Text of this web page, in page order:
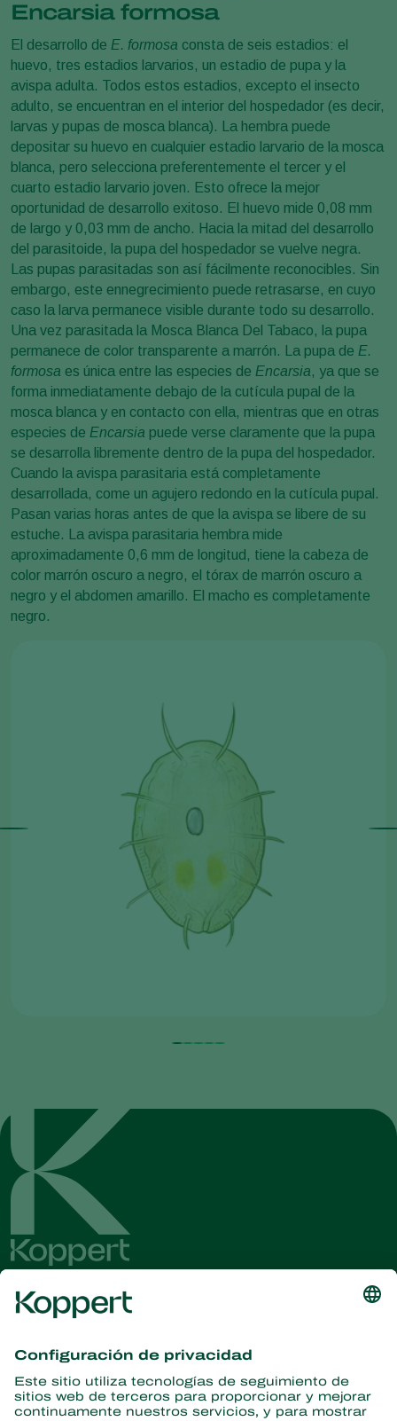
Encarsia formosa
El desarrollo de E. formosa consta de seis estadios: el
huevo, tres estadios larvarios, un estadio de pupa y la
avispa adulta. Todos estos estadios, excepto el insecto
adulto, se encuentran en el interior del hospedador (es decir,
larvas y pupas de mosca blanca). La hembra puede
depositar su huevo en cualquier estadio larvario de la mosca
blanca, pero selecciona preferentemente el tercer y el
cuarto estadio larvario joven. Esto ofrece la mejor
oportunidad de desarrollo exitoso. El huevo mide 0,08 mm
de largo y 0,03 mm de ancho. Hacia la mitad del desarrollo
del parasitoide, la pupa del hospedador se vuelve negra.
Las pupas parasitadas son así fácilmente reconocibles. Sin
embargo, este ennegrecimiento puede retrasarse, en cuyo
caso la larva permanece visible durante todo su desarrollo.
Una vez parasitada la Mosca Blanca Del Tabaco, la pupa
permanece de color transparente a marrón. La pupa de E.
formosa es única entre las especies de Encarsia, ya que se
forma inmediatamente debajo de la cutícula pupal de la
mosca blanca y en contacto con ella, mientras que en otras
especies de Encarsia puede verse claramente que la pupa
se desarrolla libremente dentro de la pupa del hospedador.
Cuando la avispa parasitaria está completamente
desarrollada, come un agujero redondo en la cutícula pupal.
Pasan varias horas antes de que la avispa se libere de su
estuche. La avispa parasitaria hembra mide
aproximadamente 0,6 mm de longitud, tiene la cabeza de
color marrón oscuro a negro, el tórax de marrón oscuro a
negro y el abdomen amarillo. El macho es completamente
negro.
información
Suscríbase aquí